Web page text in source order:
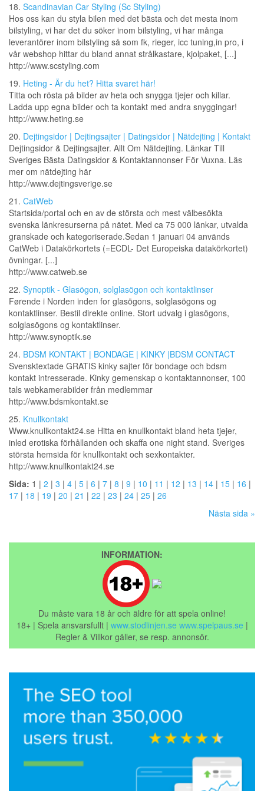
18. Scandinavian Car Styling (Sc Styling)
Hos oss kan du styla bilen med det bästa och det mesta inom
bilstyling, vi har det du söker inom bilstyling, vi har många
leverantörer inom bilstyling så som fk, rieger, icc tuning,in pro, i
vår webshop hittar du bland annat strålkastare, kjolpaket, [...]
http://www.scstyling.com
19. Heting - Är du het? Hitta svaret här!
Titta och rösta på bilder av heta och snygga tjejer och killar.
Ladda upp egna bilder och ta kontakt med andra snyggingar!
http://www.heting.se
20. Dejtingsidor | Dejtingsajter | Datingsidor | Nätdejting | Kontakt
Dejtingsidor & Dejtingsajter. Allt Om Nätdejting. Länkar Till
Sveriges Bästa Datingsidor & Kontaktannonser För Vuxna. Läs
mer om nätdejting här
http://www.dejtingsverige.se
21. CatWeb
Startsida/portal och en av de största och mest välbesökta
svenska länkresurserna på nätet. Med ca 75 000 länkar, utvalda
granskade och kategoriserade.Sedan 1 januari 04 används
CatWeb i Datakörkortets (=ECDL- Det Europeiska datakörkortet)
övningar. [...]
http://www.catweb.se
22. Synoptik - Glasögon, solglasögon och kontaktlinser
Førende i Norden inden for glasögons, solglasögons og
kontaktlinser. Bestil direkte online. Stort udvalg i glasögons,
solglasögons og kontaktlinser.
http://www.synoptik.se
24. BDSM KONTAKT | BONDAGE | KINKY |BDSM CONTACT
Svensktextade GRATIS kinky sajter för bondage och bdsm
kontakt intresserade. Kinky gemenskap o kontaktannonser, 100
tals webkamerabilder från medlemmar
http://www.bdsmkontakt.se
25. Knullkontakt
Www.knullkontakt24.se Hitta en knullkontakt bland heta tjejer,
inled erotiska förhållanden och skaffa one night stand. Sveriges
största hemsida för knullkontakt och sexkontakter.
http://www.knullkontakt24.se
Sida: 1 | 2 | 3 | 4 | 5 | 6 | 7 | 8 | 9 | 10 | 11 | 12 | 13 | 14 | 15 | 16 |
17 | 18 | 19 | 20 | 21 | 22 | 23 | 24 | 25 | 26
Nästa sida »
INFORMATION:
Du måste vara 18 år och äldre för att spela online!
18+ | Spela ansvarsfullt | www.stodlinjen.se www.spelpaus.se |
Regler & Villkor gäller, se resp. annonsör.